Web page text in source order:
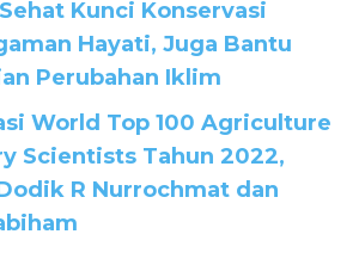
Kunci Konservasi
Hayati, Juga Bantu
Perubahan Iklim
World Top 100 Agriculture
Scientists Tahun 2022,
R Nurrochmat dan